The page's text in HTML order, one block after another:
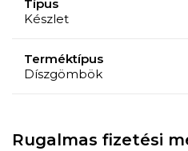
Típus
Készlet
Terméktípus
Díszgömbök
Rugalmas fizetési